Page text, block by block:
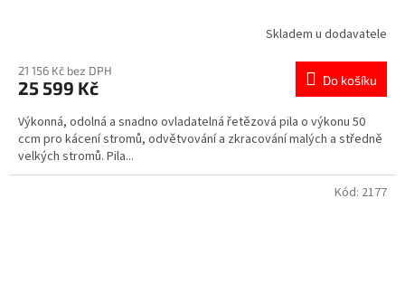
Skladem u dodavatele
21 156 Kč bez DPH
25 599 Kč Do košíku
Výkonná, odolná a snadno ovladatelná řetězová pila o výkonu 50
ccm pro kácení stromů, odvětvování a zkracování malých a středně
velkých stromů. Pila...
Kód: 2177